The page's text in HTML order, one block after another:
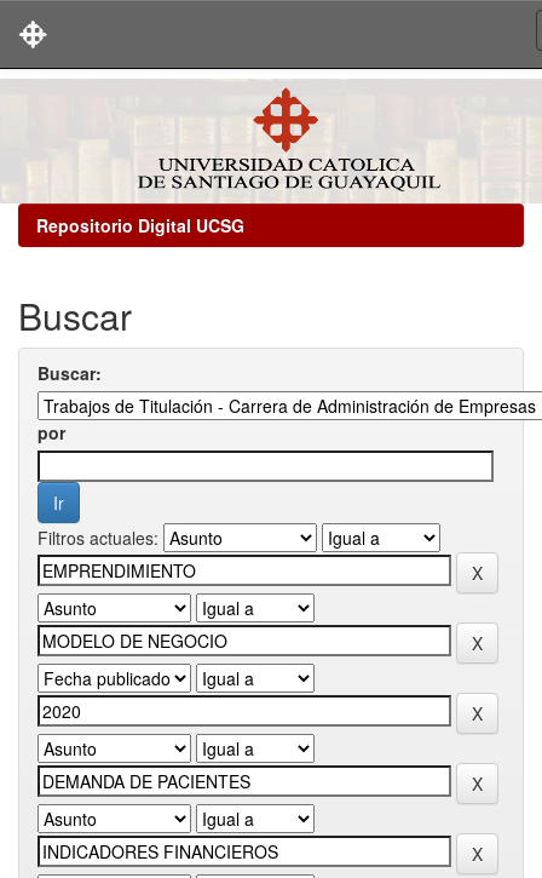
Repositorio Digital UCSG
Buscar
Buscar:
por
Filtros actuales: